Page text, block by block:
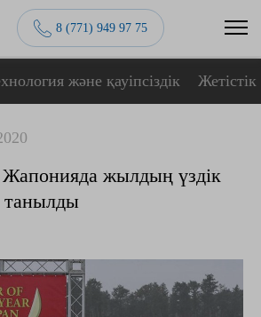
8 (771) 949 97 75
және қауіпсіздік
Жапонияда жылдың үздік
танылды